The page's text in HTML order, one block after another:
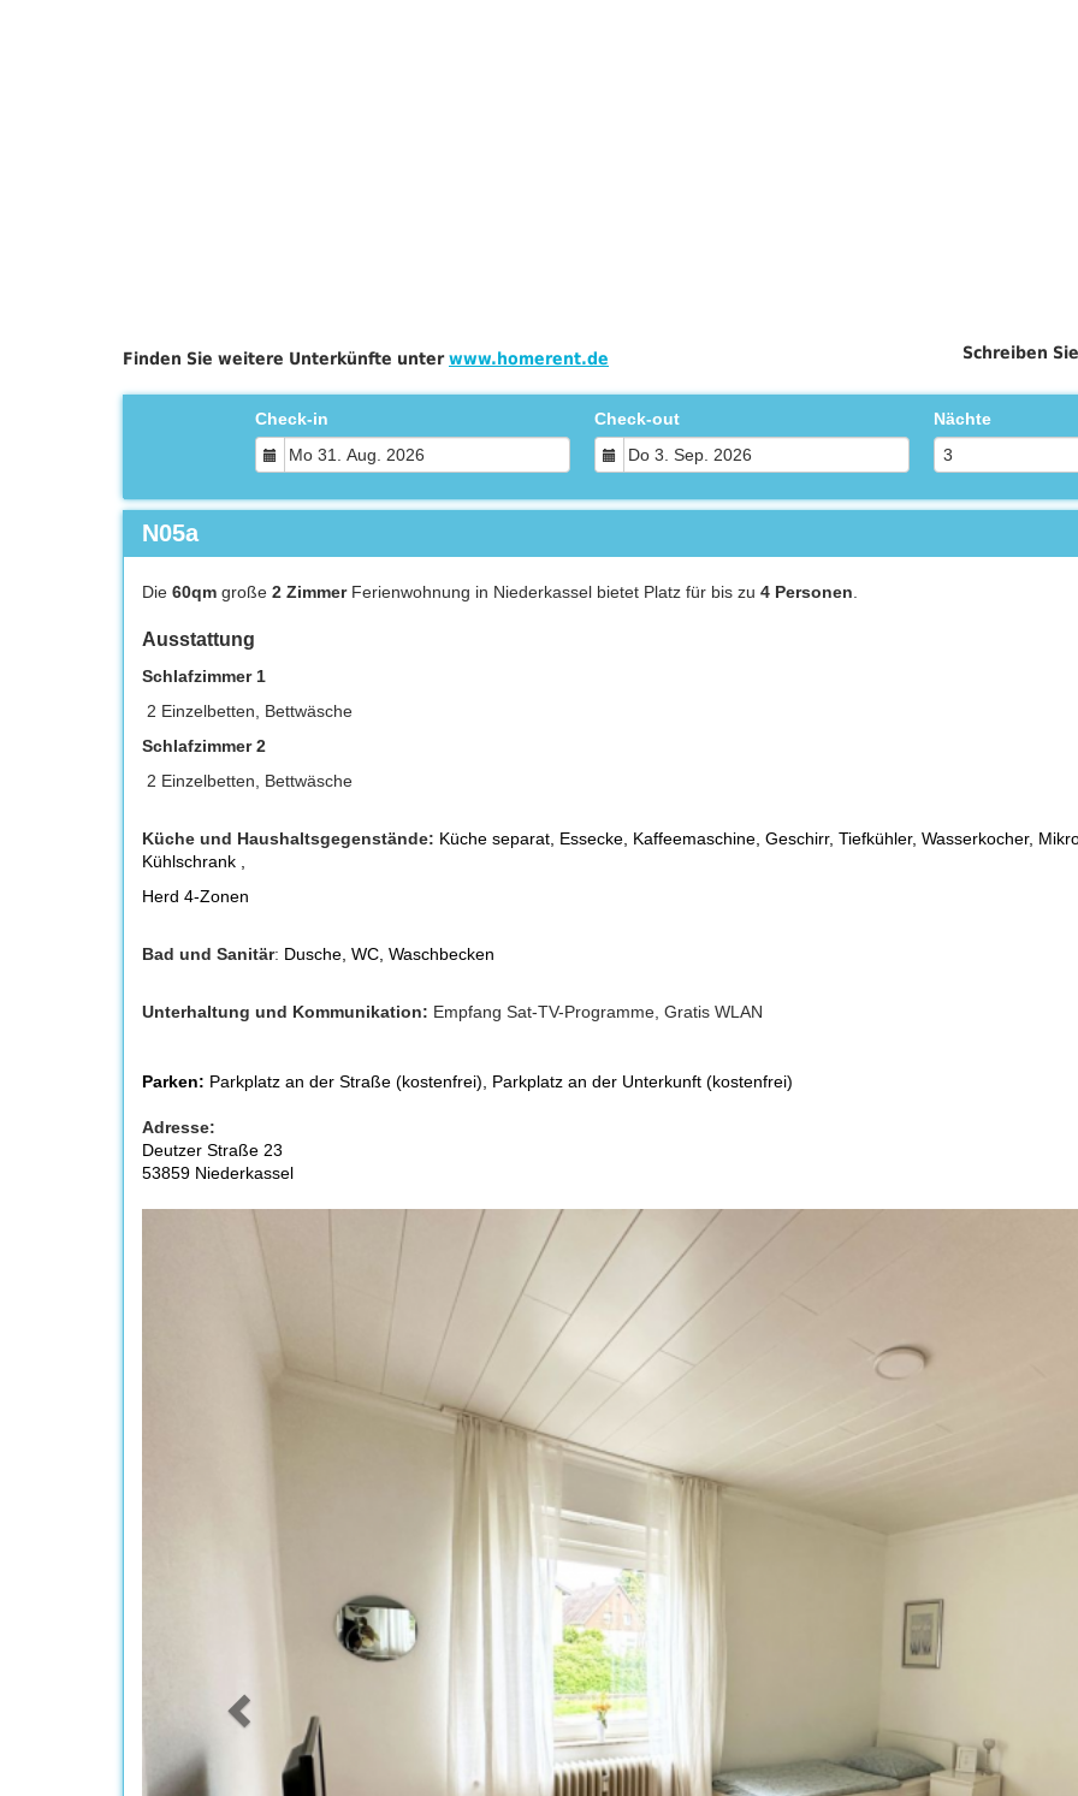
Finden Sie weitere Unterkünfte unterwww.homerent.de Schreiben
Check-in Check-out Nächte
N05a
Die 60qm große 2 ZimmerFerienwohnung in Niederkassel bietet Platz für bis zu 4 Personen
Ausstattung
Schlafzimmer 1
2 Einzelbetten, Bettwäsche
Schlafzimmer 2
2 Einzelbetten, Bettwäsche
Küche und Haushaltsgegenstände: Küche separat, Essecke, Kaffeemaschine, Geschirr, Tiefkühler, Wasserkocher,
Kühlschrank ,
Herd 4-Zonen
Bad und Sanitär: Dusche, WC, Waschbecken
Unterhaltung und Kommunikation: Empfang Sat-TV-Programme, Gratis WLAN
Parken: Parkplatz an der Straße (kostenfrei), Parkplatz an der Unterkunft (kostenfrei)
Adresse:
Deutzer Straße 23
53859 Niederkassel
Previous